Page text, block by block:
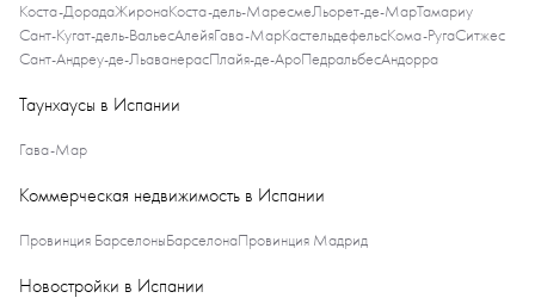
Коста-ДорадаЖиронаКоста-дель-МаресмеЛьорет-де-МарТамариу
Сант-Кугат-дель-ВальесАлейяГава-МарКастельдефельсКома-РугаСитжес
Сант-Андреу-де-ЛьаванерасПлайя-де-АроПедральбесАндорра
Таунхаусы в Испании
Гава-Мар
Коммерческая недвижимость в Испании
Провинция БарселоныБарселонаПровинция Мадрид
Новостройки в Испании